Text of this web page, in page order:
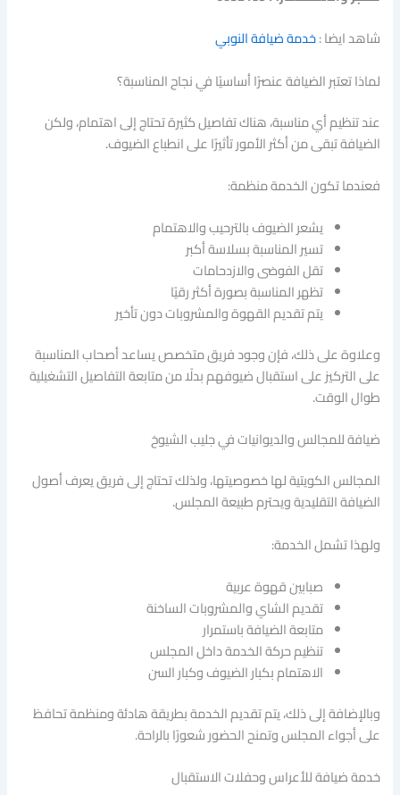
شاهد ايضا :خدمة ضيافة النوبي
لماذا تعتبر الضيافة عنصرًا أساسيًا في نجاح المناسبة؟
عند تنظيم أي مناسبة، هناك تفاصيل كثيرة تحتاج إلى اهتمام، ولكن
الضيافة تبقى من أكثر الأمور تأثيرًا على انطباع الضيوف.
فعندما تكون الخدمة منظمة:
يشعر الضيوف بالترحيب والاهتمام
تسير المناسبة بسلاسة أكبر
تقل الفوضى والازدحامات
تظهر المناسبة بصورة أكثر رقيًا
يتم تقديم القهوة والمشروبات دون تأخير
وعلاوة على ذلك، فإن وجود فريق متخصص يساعد أصحاب المناسبة
على التركيز على استقبال ضيوفهم بدلًا من متابعة التفاصيل التشغيلية
طوال الوقت.
ضيافة للمجالس والديوانيات في جليب الشيوخ
المجالس الكويتية لها خصوصيتها، ولذلك تحتاج إلى فريق يعرف أصول
الضيافة التقليدية ويحترم طبيعة المجلس.
ولهذا تشمل الخدمة:
صبابين قهوة عربية
تقديم الشاي والمشروبات الساخنة
متابعة الضيافة باستمرار
تنظيم حركة الخدمة داخل المجلس
الاهتمام بكبار الضيوف وكبار السن
وبالإضافة إلى ذلك، يتم تقديم الخدمة بطريقة هادئة ومنظمة تحافظ
على أجواء المجلس وتمنح الحضور شعورًا بالراحة.
خدمة ضيافة للأعراس وحفلات الاستقبال